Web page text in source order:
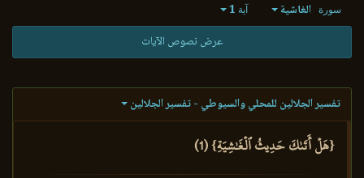
سورة الغاشية آية 1
عرض نصوص الآيات
تفسير الجلالين للمحلي والسيوطي - تفسير الجلالين
{هَلۡ أَتَىٰكَ حَدِيثُ ٱلۡغَٰشِيَةِ} (1)